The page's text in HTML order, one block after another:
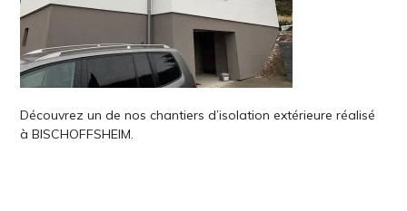
Découvrez un de nos chantiers d’isolation extérieure réalisé
à BISCHOFFSHEIM.